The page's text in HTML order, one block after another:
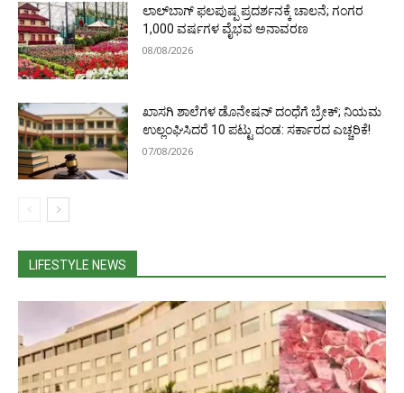
ಲಾಲ್‌ಬಾಗ್ ಫಲಪುಷ್ಪ ಪ್ರದರ್ಶನಕ್ಕೆ ಚಾಲನೆ; ಗಂಗರ
1,000 ವರ್ಷಗಳ ವೈಭವ ಅನಾವರಣ
08/08/2026
ಖಾಸಗಿ ಶಾಲೆಗಳ ಡೊನೇಷನ್ ದಂಧೆಗೆ ಬ್ರೇಕ್; ನಿಯಮ
ಉಲ್ಲಂಘಿಸಿದರೆ 10 ಪಟ್ಟು ದಂಡ: ಸರ್ಕಾರದ ಎಚ್ಚರಿಕೆ!
07/08/2026
LIFESTYLE NEWS